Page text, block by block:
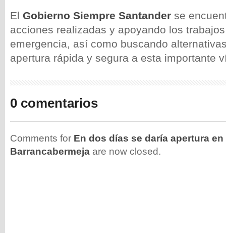
El Gobierno Siempre Santander se
acciones realizadas y apoyando los
emergencia, así como buscando
apertura rápida y segura a esta importante
0 comentarios
Comments for En dos días se daría apertura
Barrancabermeja are now closed.